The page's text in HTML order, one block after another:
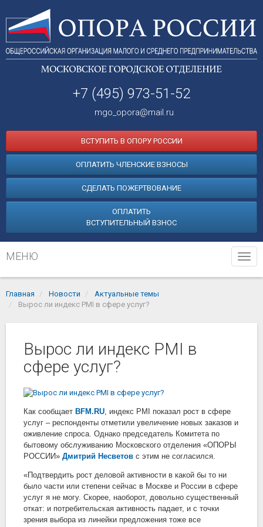
+7 (495) 973-51-52
mgo_opora@mail.ru
ВСТУПИТЬ В ОПОРУ РОССИИ
ОПЛАТИТЬ ЧЛЕНСКИЕ ВЗНОСЫ
СДЕЛАТЬ ПОЖЕРТВОВАНИЕ
ОПЛАТИТЬ
ВСТУПИТЕЛЬНЫЙ ВЗНОС
МЕНЮ
Главная Новости
Актуальные темы
Вырос ли индекс PMI в сфере услуг?
Вырос ли индекс PMI в
сфере услуг?
Как сообщает BFM.RU, индекс PMI показал рост в сфере
услуг –респонденты отметили увеличение новых заказов и
оживление спроса. Однако председатель Комитета по
бытовому обслуживанию Московского отделения «ОПОРЫ
РОССИИ» Дмитрий Несветов с этим не согласился.
«Подтвердить рост деловой активности в какой бы то ни
было части или степени сейчас в Москве и России в сфере
услуг я не могу. Скорее, наоборот, довольно существенный
откат: и потребительская активность падает, и с точки
зрения выбора из линейки предложения тоже все